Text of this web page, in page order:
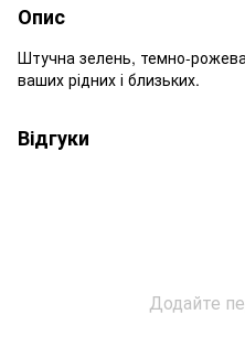
Опис
Штучна зелень, темно-
ваших рідних і близьких.
Відгуки
Додайте